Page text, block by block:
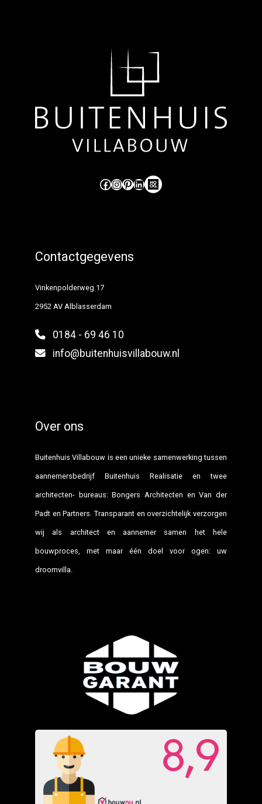
Like ons op Facebook (externe link) Volg ons op Instagram (externe link) Pinterest LinkedIn Hoog Design.
Contactgegevens
Vinkenpolderweg 17
2952 AV Alblasserdam
0184 - 69 46 10
info@buitenhuisvillabouw.nl
Over ons
Buitenhuis Villabouw is een unieke samenwerking tussen
aannemersbedrijf Buitenhuis Realisatie en twee
architecten- bureaus: Bongers Architecten en Van der
Padt en Partners. Transparant en overzichtelijk verzorgen
wij als architect en aannemer samen het hele
bouwproces, met maar één doel voor ogen: uw
droomvilla.